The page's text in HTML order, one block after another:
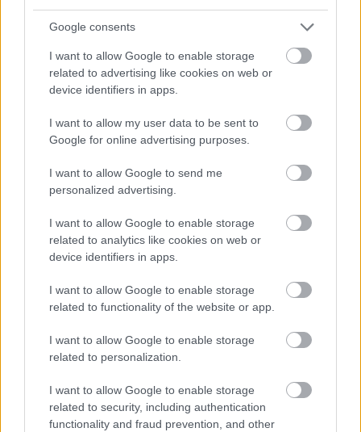
Google consents
I want to allow Google to enable storage
related to advertising like cookies on web or
device identifiers in apps.
I want to allow my user data to be sent to
Google for online advertising purposes.
I want to allow Google to send me
personalized advertising.
I want to allow Google to enable storage
related to analytics like cookies on web or
device identifiers in apps.
I want to allow Google to enable storage
related to functionality of the website or app.
I want to allow Google to enable storage
related to personalization.
I want to allow Google to enable storage
related to security, including authentication
functionality and fraud prevention, and other
Egy ún. vízlágyító műgyantán folyik keresztül a víz,
eltávolításra kerül a kőzetekből a vízbe
oldódó magnézium és kalcium. Pontosabban a
magnézium- és kalciumionok helyett leggyakrabban
nátriumionok kerülnek a vízbe, amik már nem
okoznak vízkeménységet. De ennél tudományosabb
magyarázatra szerintem nem vagy kíváncsi. :) Ha
Gépész csapatát, akik lelkesen
fognak segíteni.